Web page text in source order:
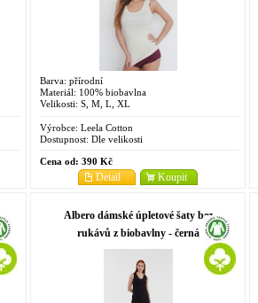
Barva: přírodní
Materiál: 100% biobavlna
Velikosti: S, M, L, XL
Výrobce: Leela Cotton
Dostupnost: Dle velikosti
Cena od: 390 Kč
Koupit
Detail
Albero dámské úpletové šaty bez
rukávů z biobavlny - černá